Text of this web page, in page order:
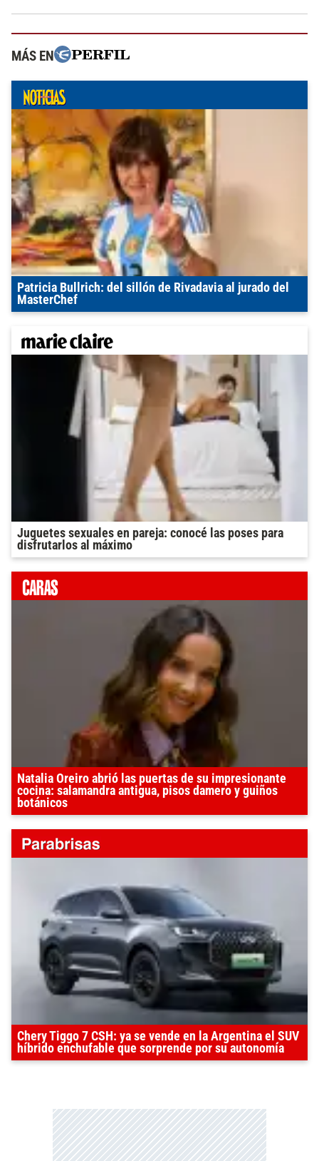
MÁS EN
Patricia Bullrich: del sillón de Rivadavia al jurado del
MasterChef
Juguetes sexuales en pareja: conocé las poses para
disfrutarlos al máximo
Natalia Oreiro abrió las puertas de su impresionante
cocina: salamandra antigua, pisos damero y guiños
botánicos
Chery Tiggo 7 CSH: ya se vende en la Argentina el SUV
híbrido enchufable que sorprende por su autonomía